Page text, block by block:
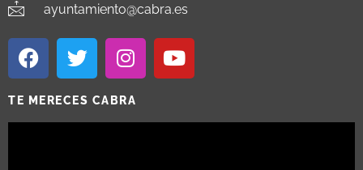
ayuntamiento@cabra.es
TE MERECES CABRA